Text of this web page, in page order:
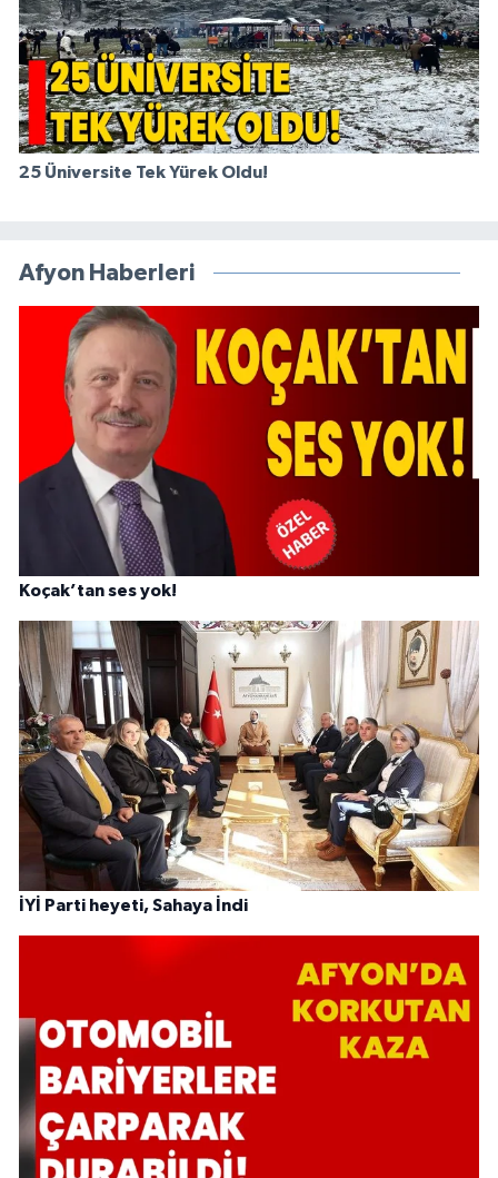
25 Üniversite Tek Yürek Oldu!
Afyon Haberleri
Koçak’tan ses yok!
İYİ Parti heyeti, Sahaya İndi